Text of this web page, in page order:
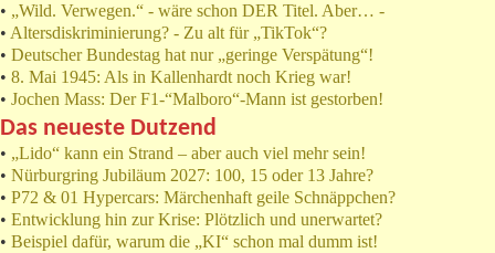
• „Wild. Verwegen.“ - wäre schon DER Titel. Aber… -
• Altersdiskriminierung? - Zu alt für „TikTok“?
• Deutscher Bundestag hat nur „geringe Verspätung“!
• 8. Mai 1945: Als in Kallenhardt noch Krieg war!
• Jochen Mass: Der F1-“Malboro“-Mann ist gestorben!
Das neueste Dutzend
• „Lido“ kann ein Strand – aber auch viel mehr sein!
• Nürburgring Jubiläum 2027: 100, 15 oder 13 Jahre?
• P72 & 01 Hypercars: Märchenhaft geile Schnäppchen?
• Entwicklung hin zur Krise: Plötzlich und unerwartet?
• Beispiel dafür, warum die „KI“ schon mal dumm ist!